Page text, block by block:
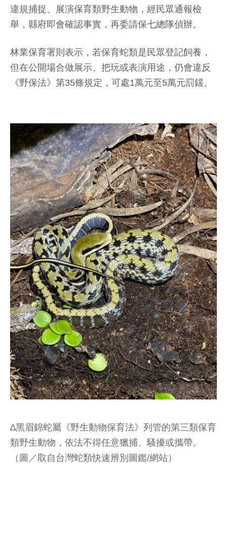
違規捕捉、展演保育類野生動物，經民眾通報檢
舉，縣府即會確認事實，再委請保七總隊偵辦。
林業保育署則表示，若保育蛇類是民眾登記飼養，
但在公開場合做展示、把玩或表演用途，仍會違反
《野保法》第35條規定，可處1萬元至5萬元罰鍰。
∆黑眉錦蛇屬《野生動物保育法》列管的第三類保育
類野生動物，依法不得任意獵捕、騷擾或攜帶。
（圖／取自台灣蛇類快速辨別圖鑑/網站）